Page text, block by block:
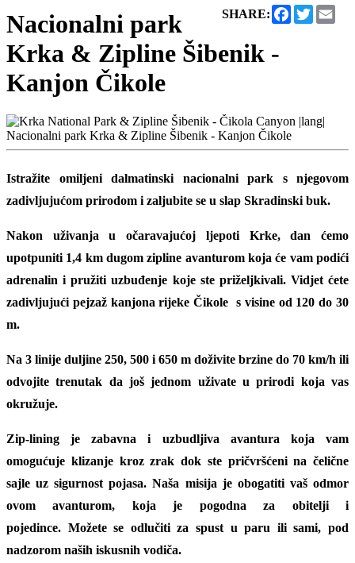
SHARE: Facebook
Twitter
Nacionalni park
Krka & Zipline Šibenik -
Kanjon Čikole
Istražite omiljeni dalmatinski nacionalni park s njegovom
zadivljujućom prirodom i zaljubite se u slap Skradinski buk.
Nakon uživanja u očaravajućoj ljepoti Krke, dan ćemo
upotpuniti 1,4 km dugom zipline avanturom koja će vam podići
adrenalin i pružiti uzbuđenje koje ste priželjkivali. Vidjet ćete
zadivljujući pejzaž kanjona rijeke Čikole s visine od 120 do 30
m.
Na 3 linije duljine 250, 500 i 650 m doživite brzine do 70 km/h ili
odvojite trenutak da još jednom uživate u prirodi koja vas
okružuje.
Zip-lining je zabavna i uzbudljiva avantura koja vam
omogućuje klizanje kroz zrak dok ste pričvršćeni na čelične
sajle uz sigurnost pojasa. Naša misija je obogatiti vaš odmor
ovom avanturom, koja je pogodna za obitelji i
pojedince. Možete se odlučiti za spust u paru ili sami, pod
nadzorom naših iskusnih vodiča.